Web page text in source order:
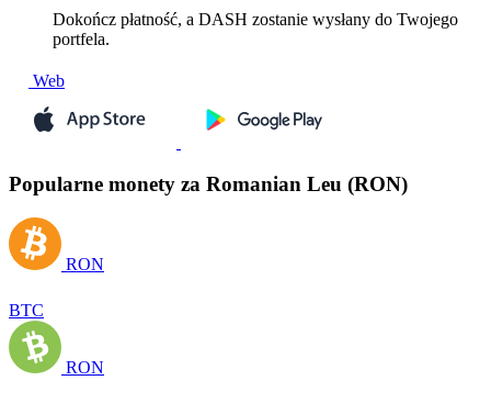
Dokończ płatność, a DASH zostanie wysłany do Twojego
portfela.
Web
Popularne monety za Romanian Leu (RON)
RON
BTC
RON